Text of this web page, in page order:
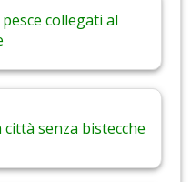
collegati al
città senza bistecche